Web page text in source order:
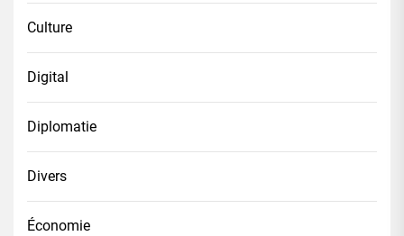
Culture
Digital
Diplomatie
Divers
Économie